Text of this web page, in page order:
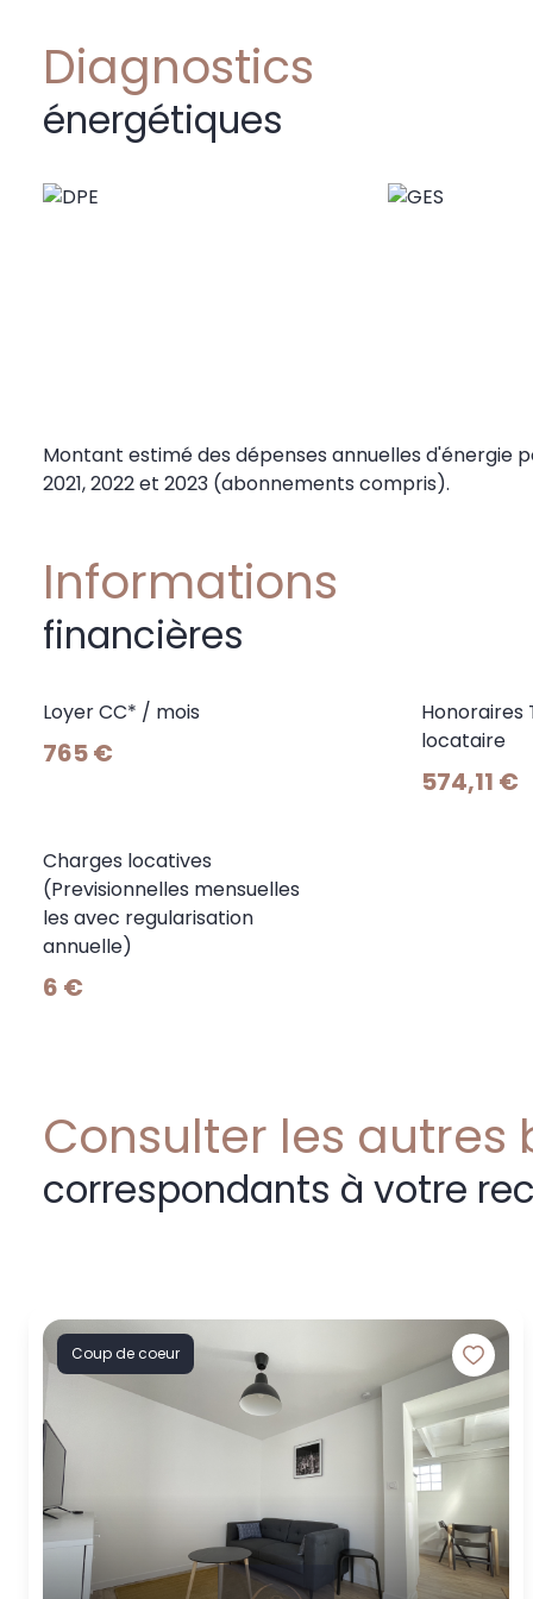
Diagnostics
énergétiques
Montant estimé des dépenses annuelles d'énergie
2021, 2022 et 2023 (abonnements compris).
Informations
financières
Loyer CC* / mois
765 €
Honoraires
locataire
574,11 €
Charges locatives
(Previsionnelles mensuelles
les avec regularisation
annuelle)
6 €
Consulter les autres
correspondants à votre
Coup de coeur